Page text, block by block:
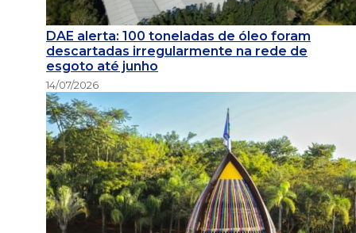
DAE alerta: 100 toneladas de óleo foram
descartadas irregularmente na rede de
esgoto até junho
14/07/2026